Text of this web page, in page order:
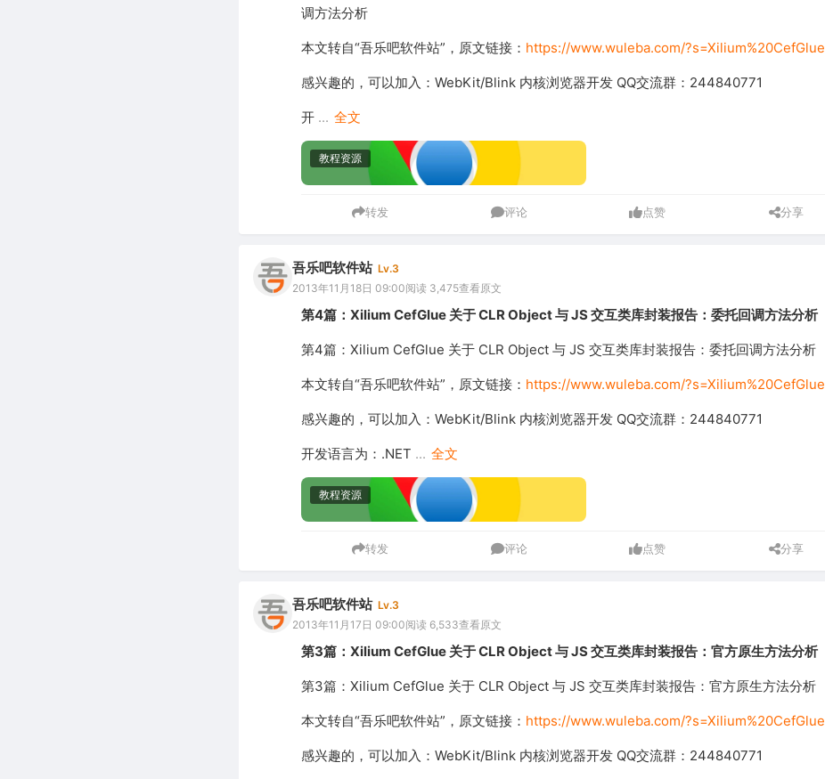
调方法分析
本文转自“吾乐吧软件站”，原文链接： https://www.wuleba.com/?s=Xilium%20CefGlue
感兴趣的，可以加入：WebKit/Blink 内核浏览器开发 QQ交流群：244840771
开 ... 全文
教程资源
转发 评论 点赞 分享
吾乐吧软件站 Lv.3
2013年11月18日 09:00阅读 3,475查看原文
第4篇：Xilium CefGlue 关于 CLR Object 与 JS 交互类库封装报告：委托回调方法分析
第4篇：Xilium CefGlue 关于 CLR Object 与 JS 交互类库封装报告：委托回调方法分析
本文转自“吾乐吧软件站”，原文链接： https://www.wuleba.com/?s=Xilium%20CefGlue
感兴趣的，可以加入：WebKit/Blink 内核浏览器开发 QQ交流群：244840771
开发语言为：.NET ... 全文
教程资源
转发 评论 点赞 分享
吾乐吧软件站 Lv.3
2013年11月17日 09:00阅读 6,533查看原文
第3篇：Xilium CefGlue 关于 CLR Object 与 JS 交互类库封装报告：官方原生方法分析
第3篇：Xilium CefGlue 关于 CLR Object 与 JS 交互类库封装报告：官方原生方法分析
本文转自“吾乐吧软件站”，原文链接： https://www.wuleba.com/?s=Xilium%20CefGlue
感兴趣的，可以加入：WebKit/Blink 内核浏览器开发 QQ交流群：244840771